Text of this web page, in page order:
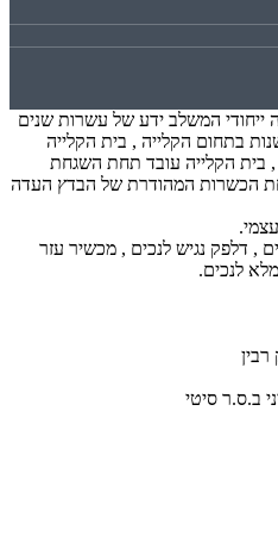
ייחודי המשלב ידע של עשרות שנים
בתחום הקלייה , בית הקלייה
בית הקלייה עובד תחת השגחת
הכשרות המהודרת של הבדץ העדה
, דלפק נגיש לנכים , מכשיר עזר
לנכים.
ב.ס.ר סיטי